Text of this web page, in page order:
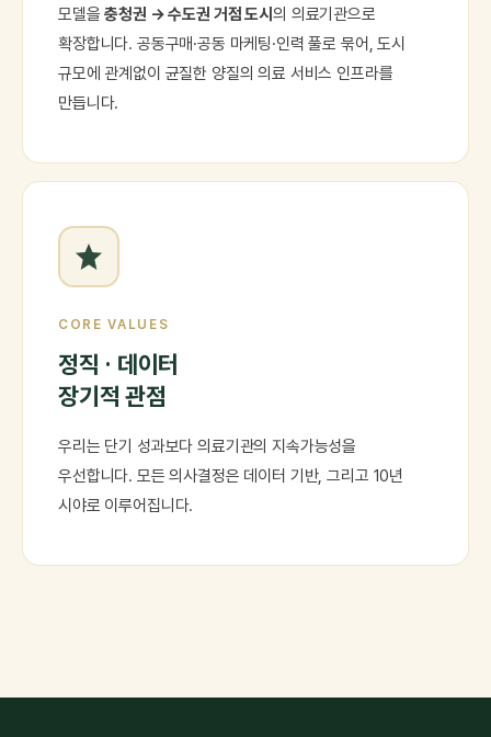
모델을충청권 → 수도권 거점 도시 의 의료기관으로
확장합니다. 공동구매·공동 마케팅·인력 풀로 묶어, 도시
규모에 관계없이 균질한 양질의 의료 서비스 인프라를
만듭니다.
CORE VALUES
정직 · 데이터
장기적 관점
우리는 단기 성과보다 의료기관의 지속가능성을
우선합니다. 모든 의사결정은 데이터 기반, 그리고 10년
시야로 이루어집니다.